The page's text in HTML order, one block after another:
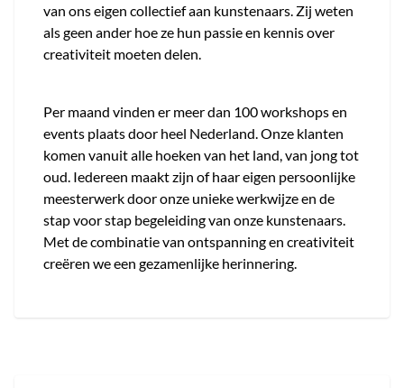
van ons eigen collectief aan kunstenaars. Zij weten
als geen ander hoe ze hun passie en kennis over
creativiteit moeten delen.
Per maand vinden er meer dan 100 workshops en
events plaats door heel Nederland. Onze klanten
komen vanuit alle hoeken van het land, van jong tot
oud. Iedereen maakt zijn of haar eigen persoonlijke
meesterwerk door onze unieke werkwijze en de
stap voor stap begeleiding van onze kunstenaars.
Met de combinatie van ontspanning en creativiteit
creëren we een gezamenlijke herinnering.